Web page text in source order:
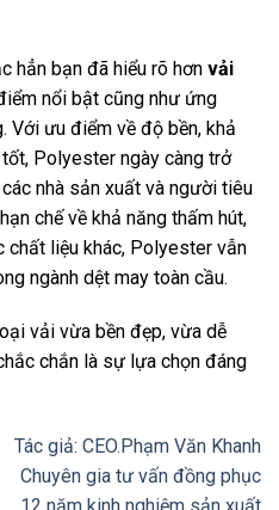
hẳn bạn đã hiểu rõ hơn vải
nổi bật cũng như ứng
Với ưu điểm về độ bền, khả
Polyester ngày càng trở
nhà sản xuất và người tiêu
chế về khả năng thấm hút,
chất liệu khác, Polyester vẫn
ngành dệt may toàn cầu.
vải vừa bền đẹp, vừa dễ
chắn là sự lựa chọn đáng
Tác giả: CEO.Phạm Văn Khanh
Chuyên gia tư vấn đồng phục